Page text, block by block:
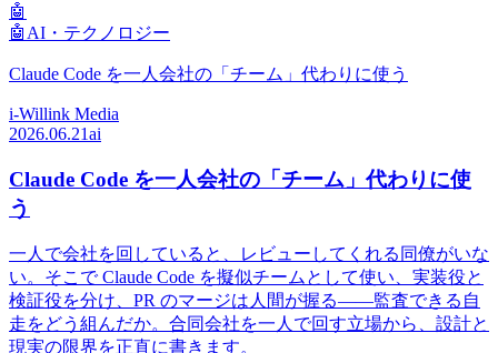
🤖
🤖 AI・テクノロジー
Claude Code を一人会社の「チーム」代わりに使う
i-Willink Media
2026.06.21ai
Claude Code を一人会社の「チーム」代わりに使
う
一人で会社を回していると、レビューしてくれる同僚がいな
い。そこで Claude Code を擬似チームとして使い、実装役と
検証役を分け、PR のマージは人間が握る——監査できる自
走をどう組んだか。合同会社を一人で回す立場から、設計と
現実の限界を正直に書きます。